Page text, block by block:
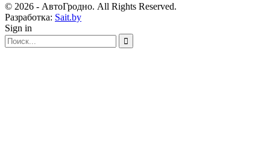
© 2026 - АвтоГродно. All Rights Reserved.
Разработка: Sait.by
Sign in